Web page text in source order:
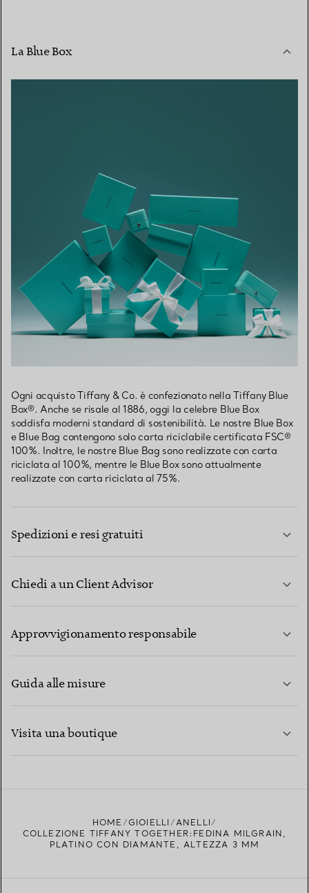
La Blue Box
Ogni acquisto Tiffany & Co. è confezionato nella Tiffany Blue
Box®. Anche se risale al 1886, oggi la celebre Blue Box
soddisfa moderni standard di sostenibilità. Le nostre Blue Box
e Blue Bag contengono solo carta riciclabile certificata FSC®
100%. Inoltre, le nostre Blue Bag sono realizzate con carta
riciclata al 100%, mentre le Blue Box sono attualmente
realizzate con carta riciclata al 75%.
Spedizioni e resi gratuiti
Chiedi a un Client Advisor
Approvvigionamento responsabile
Guida alle misure
Visita una boutique
HOME GIOIELLI
ANELLI
COLLEZIONE TIFFANY TOGETHER:FEDINA MILGRAIN,
PLATINO CON DIAMANTE, ALTEZZA 3 MM